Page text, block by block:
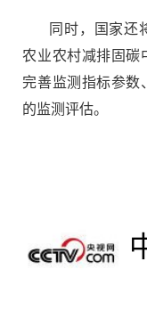
同时，国家还
农业农村减排固碳
完善监测指标参数
的监测评估。